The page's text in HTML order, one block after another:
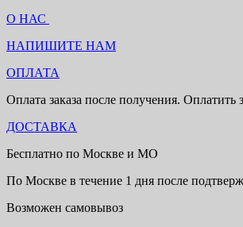
О НАС
НАПИШИТЕ НАМ
ОПЛАТА
Оплата заказа после получения.
ДОСТАВКА
Бесплатно по Москве и МО
По Москве в течение 1 дня после
Возможен самовывоз